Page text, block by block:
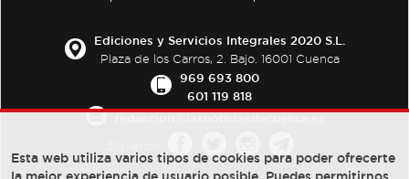
Ediciones y Servicios Integrales 2020 S.L.
Plaza de los Carros, 2. Bajo. 16001 Cuenca
969 693 800
601 119 818
Esta web utiliza varios tipos de cookies para poder ofrecerte